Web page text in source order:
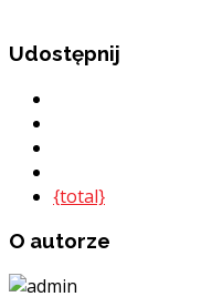
Udostępnij
{total}
O autorze